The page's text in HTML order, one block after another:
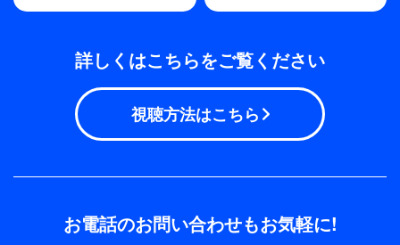
詳しくはこちらをご覧ください
視聴方法はこちら
お電話のお問い合わせもお気軽に!